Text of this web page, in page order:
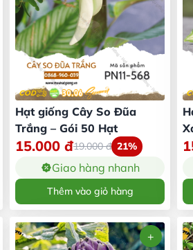
Hạt giống Cây So Đũa
Trắng – Gói 50 Hạt
15.000 đ19.000đ 21%
Giao hàng nhanh
Thêm vào giỏ hàng